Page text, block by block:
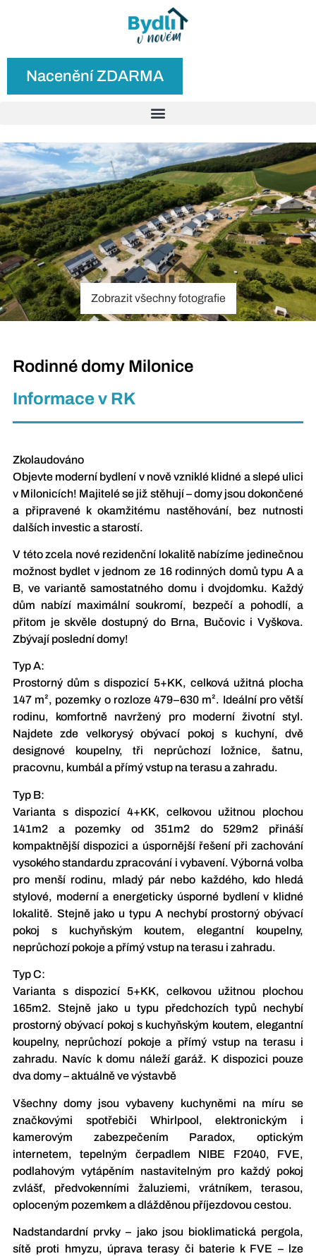
Nacenění ZDARMA
Zobrazit všechny fotografie
Rodinné domy Milonice
Informace v RK
Zkolaudováno
Objevte moderní bydlení v nově vzniklé klidné a slepé ulici
v Milonicích! Majitelé se již stěhují – domy jsou dokončené
a připravené k okamžitému nastěhování, bez nutnosti
dalších investic a starostí.
V této zcela nové rezidenční lokalitě nabízíme jedinečnou
možnost bydlet v jednom ze 16 rodinných domů typu A a
B, ve variantě samostatného domu i dvojdomku. Každý
dům nabízí maximální soukromí, bezpečí a pohodlí, a
přitom je skvěle dostupný do Brna, Bučovic i Vyškova.
Zbývají poslední domy!
Typ A:
Prostorný dům s dispozicí 5+KK, celková užitná plocha
147 m², pozemky o rozloze 479–630 m². Ideální pro větší
rodinu, komfortně navržený pro moderní životní styl.
Najdete zde velkorysý obývací pokoj s kuchyní, dvě
designové koupelny, tři neprůchozí ložnice, šatnu,
pracovnu, kumbál a přímý vstup na terasu a zahradu.
Typ B:
Varianta s dispozicí 4+KK, celkovou užitnou plochou
141m2 a pozemky od 351m2 do 529m2 přináší
kompaktnější dispozici a úspornější řešení při zachování
vysokého standardu zpracování i vybavení. Výborná volba
pro menší rodinu, mladý pár nebo každého, kdo hledá
stylové, moderní a energeticky úsporné bydlení v klidné
lokalitě. Stejně jako u typu A nechybí prostorný obývací
pokoj s kuchyňským koutem, elegantní koupelny,
neprůchozí pokoje a přímý vstup na terasu i zahradu.
Typ C:
Varianta s dispozicí 5+KK, celkovou užitnou plochou
165m2. Stejně jako u typu předchozích typů nechybí
prostorný obývací pokoj s kuchyňským koutem, elegantní
koupelny, neprůchozí pokoje a přímý vstup na terasu i
zahradu. Navíc k domu náleží garáž. K dispozici pouze
dva domy – aktuálně ve výstavbě
Všechny domy jsou vybaveny kuchyněmi na míru se
značkovými spotřebiči Whirlpool, elektronickým i
kamerovým zabezpečením Paradox, optickým
internetem, tepelným čerpadlem NIBE F2040, FVE,
podlahovým vytápěním nastavitelným pro každý pokoj
zvlášť, předvokenními žaluziemi, vrátníkem, terasou,
oploceným pozemkem a dlážděnou příjezdovou cestou.
Nadstandardní prvky – jako jsou bioklimatická pergola,
sítě proti hmyzu, úprava terasy či baterie k FVE – lze